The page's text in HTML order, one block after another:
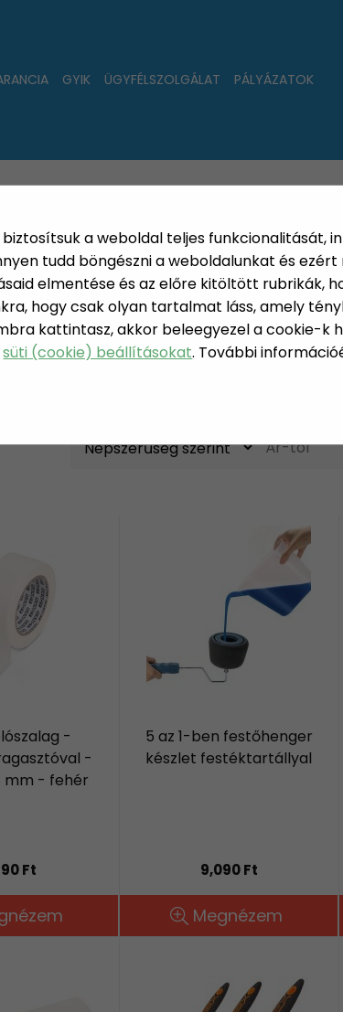
a weboldal teljes funkcionalitását,
tudd böngészni a weboldalunkat és ezért
elmentése és az előre kitöltött rubrikák,
hogy csak olyan tartalmat láss, amely
kattintasz, akkor beleegyezel a cookie-k
süti (cookie) beállításokat. További
GYIK ÜGYFÉLSZOLGÁLAT PÁLYÁZATOK
-
-
mm - fehér
Ft
5 az 1-ben festőhenger
készlet festéktartállyal
9,090 Ft
Megnézem